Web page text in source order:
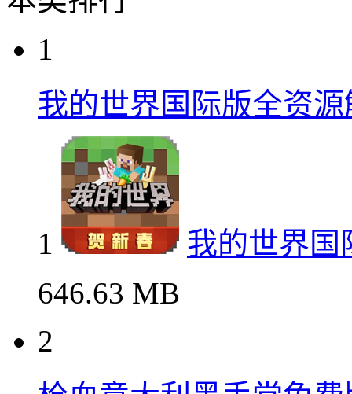
原神科西霍实战打法
本类排行
我的世界国际版全资
1
646.63 MB